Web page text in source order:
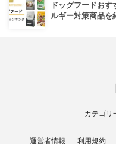
ドッグフードお
ルギー対策商品を
カテゴリ
運営者情報 利用規約